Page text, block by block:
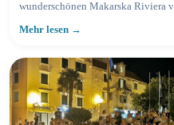
wunderschönen Makarska Riviera
Mehr lesen →